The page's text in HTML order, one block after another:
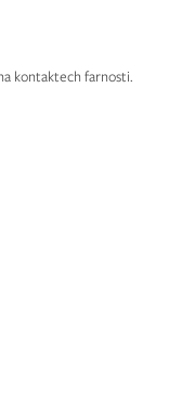
kontaktech farnosti.